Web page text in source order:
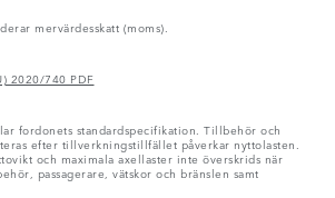
mervärdesskatt (moms).
2020/740 PDF
fordonets standardspecifikation. Tillbehör och
efter tillverkningstillfället påverkar nyttolasten.
och maximala axellaster inte överskrids när
passagerare, vätskor och bränslen samt